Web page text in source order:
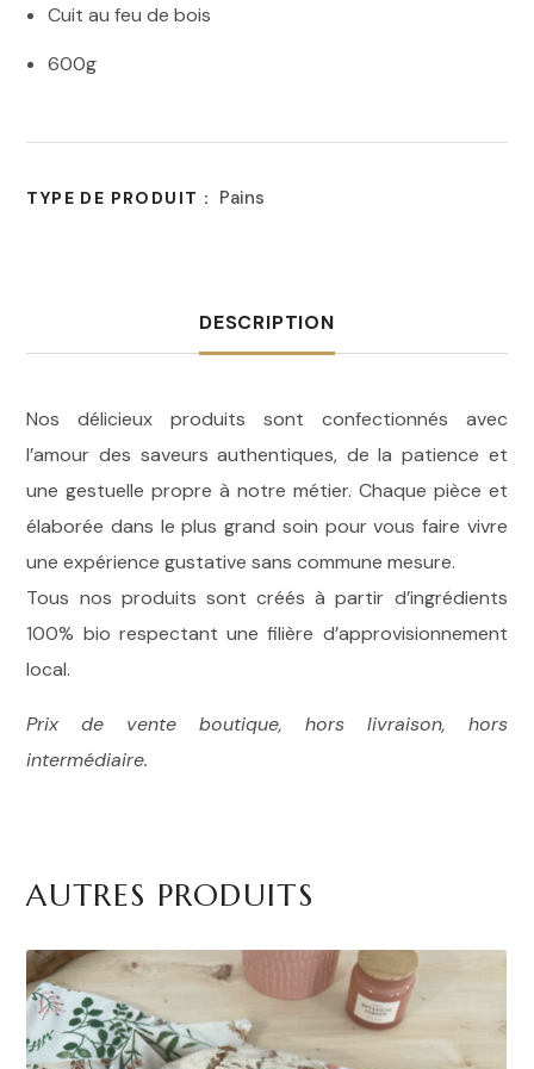
Cuit au feu de bois
600g
TYPE DE PRODUIT : Pains
DESCRIPTION
Nos délicieux produits sont confectionnés avec
l’amour des saveurs authentiques, de la patience et
une gestuelle propre à notre métier. Chaque pièce et
élaborée dans le plus grand soin pour vous faire vivre
une expérience gustative sans commune mesure.
Tous nos produits sont créés à partir d’ingrédients
100% bio respectant une filière d’approvisionnement
local.
Prix de vente boutique, hors livraison, hors
intermédiaire.
AUTRES PRODUITS